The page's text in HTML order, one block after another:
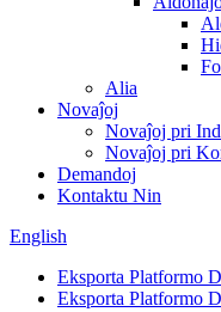
Alia
Novaĵoj
Novaĵoj pri
Novaĵoj pri
Demandoj
Kontaktu Nin
English
Eksporta Platformo
Eksporta Platformo